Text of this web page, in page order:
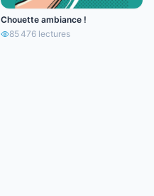
Chouette ambiance !
85 476 lectures